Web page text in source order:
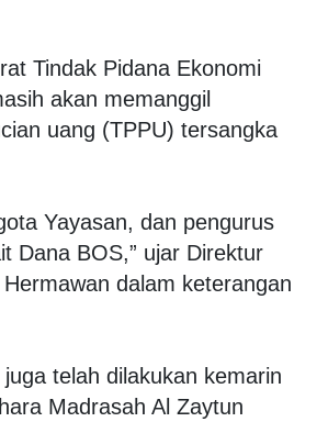
Tindak Pidana Ekonomi
akan memanggil
uang (TPPU) tersangka
Yayasan, dan pengurus
Dana BOS,” ujar Direktur
dalam keterangan
telah dilakukan kemarin
Madrasah Al Zaytun